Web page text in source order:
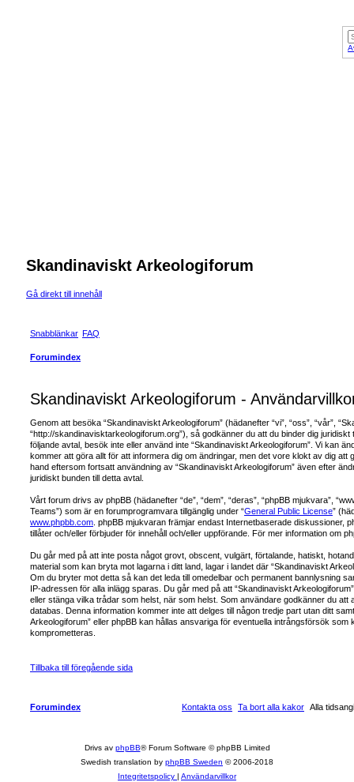
Skandinaviskt Arkeologiforum
Gå direkt till innehåll
Snabblänkar FAQ
Forumindex
Skandinaviskt Arkeologiforum -
Genom att besöka “Skandinaviskt Arkeologiforum” (hädanefter “vi”, “oss”, “vår”,
“http://skandinavisktarkeologiforum.org”), så godkänner du att du binder dig
följande avtal, besök inte eller använd inte “Skandinaviskt Arkeologiforum”. Vi kan
kommer att göra allt för att informera dig om ändringar, men det vore klokt av dig att
hand eftersom fortsatt användning av “Skandinaviskt Arkeologiforum” även efter
juridiskt bunden till detta avtal.
Vårt forum drivs av phpBB (hädanefter “de”, “dem”, “deras”, “phpBB mjukvara”,
Teams”) som är en forumprogramvara tillgänglig under “General Public License”
www.phpbb.com . phpBB mjukvaran främjar endast Internetbaserade diskussioner,
tillåter och/eller förbjuder för innehåll och/eller uppförande. För mer information om
Du går med på att inte posta något grovt, obscent, vulgärt, förtalande, hatiskt,
material som kan bryta mot lagarna i ditt land, lagar i landet där “Skandinaviskt
Om du bryter mot detta så kan det leda till omedelbar och permanent bannlysning
IP-adressen för alla inlägg sparas. Du går med på att “Skandinaviskt
eller stänga vilka trådar som helst, när som helst. Som användare godkänner du att
databas. Denna information kommer inte att delges till någon tredje part utan ditt
Arkeologiforum” eller phpBB kan hållas ansvariga för eventuella intrångsförsök som
komprometteras.
Tillbaka till föregående sida
Forumindex Alla
Ta bort alla kakor
Kontakta oss
Drivs av phpBB® Forum Software © phpBB Limited
Swedish translation by phpBB Sweden © 2006-2018
Integritetspolicy | Användarvillkor